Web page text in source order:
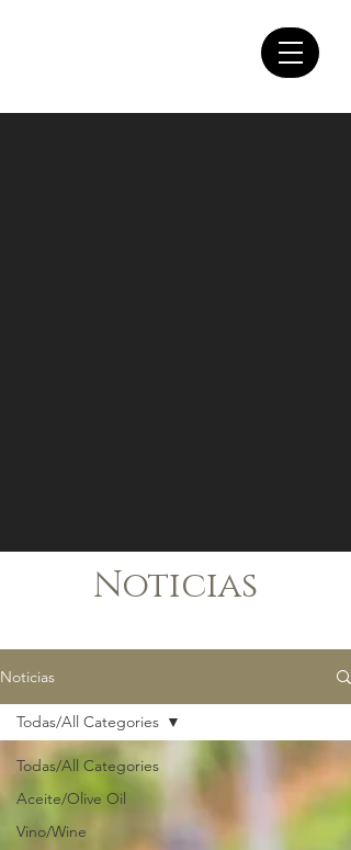
Noticias
Noticias
Todas/All Categories
Aceite/Olive Oil
Vino/Wine
Todas/All Categories